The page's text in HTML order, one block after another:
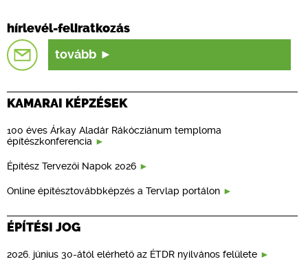
hírlevél-feliratkozás
tovább
KAMARAI KÉPZÉSEK
100 éves Árkay Aladár Rákócziánum temploma
építészkonferencia
Építész Tervezői Napok 2026
Online építésztovábbképzés a Tervlap portálon
ÉPÍTÉSI JOG
2026. június 30-ától elérhető az ÉTDR nyilvános felülete